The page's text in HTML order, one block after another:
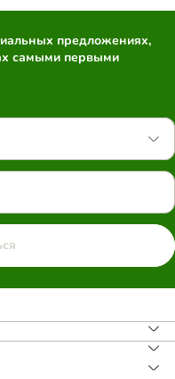
предложениях,
самыми первыми